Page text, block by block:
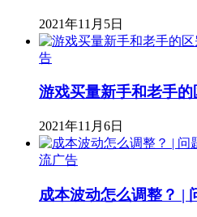
2021年11月5日
告
游戏买量新手和老手的
2021年11月6日
流广告
成本波动怎么调整？ |